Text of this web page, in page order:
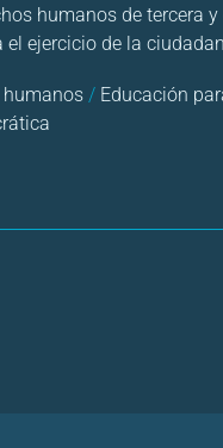
humanos de tercera y
ejercicio de la
humanos / Educación